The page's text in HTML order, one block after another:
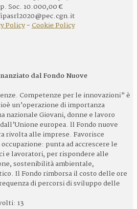
Soc. 10.000,00 €
Policy-Cookie Policy
dal Fondo Nuove
Competenze per le innovazioni” è
un’operazione di importanza
nazionale Giovani, donne e lavoro
europea. ll Fondo nuove
rivolta alle imprese. Favorisce
punta ad accrescere le
e lavoratori, per rispondere alle
sostenibilità ambientale,
Il Fondo rimborsa il costo delle ore
di percorsi di sviluppo delle
13